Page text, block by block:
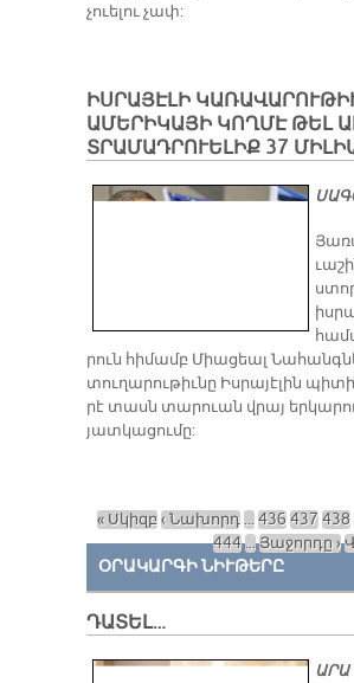
չուե­լու չափ:
ԻՍՐԱՅԷԼԻ
ԱՄԵՐԻԿԱՅԻ ԿՈՂՄԷ ԹԵԼ
ՏՐԱՄԱԴՐՈՒԵԼԻՔ 37
րուն հի­մամբ Միա­ցեալ
տու­ղա­րու­թիւ­նը Իս­րա­յէ­լին
րէ տասն տա­րուան վրայ
յատ­կա­ցու­մը:
Էջեր
« Սկիզբ‹ Նախորդ …436437438
444…Յաջորդը ›
ՕՐԱԿԱՐԳԻ ՆԻՒԹԵՐԸ
ԴԱՏԵԼ…
ԱՐԱ